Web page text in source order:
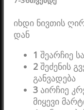
იხდი ნივთის
დან
1 შეარჩიე
2 შეძენის
განვადება
3 აირჩიე
მიყევი